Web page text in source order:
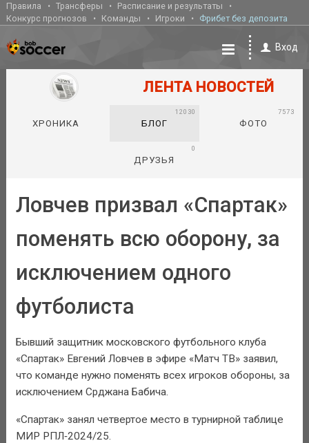
Правила Трансферы
Расписание и результаты
Конкурс прогнозов
Команды Игроки Фрибет без депозита
Вход
ЛЕНТА НОВОСТЕЙ
ХРОНИКА БЛОГ
12030
ФОТО
7573
ДРУЗЬЯ
0
Ловчев призвал «Спартак»
поменять всю оборону, за
исключением одного
футболиста
Бывший защитник московского футбольного клуба
«Спартак» Евгений Ловчев в эфире «Матч ТВ» заявил,
что команде нужно поменять всех игроков обороны, за
исключением Срджана Бабича.
«Спартак» занял четвертое место в турнирной таблице
МИР РПЛ‑2024/25.